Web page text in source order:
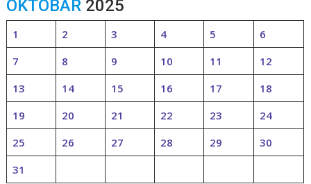
OKTOBAR 2025
1 2 3 4 5
6
7
8 9 10 11
12
13
14 15 16 17
18
19
20 21 22 23
24
25
26 27 28 29
30
31